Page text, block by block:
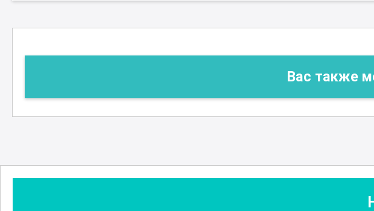
Вас также